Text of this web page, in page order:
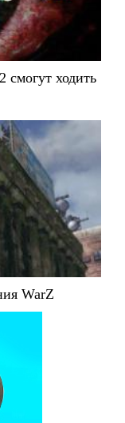
смогут ходить
WarZ